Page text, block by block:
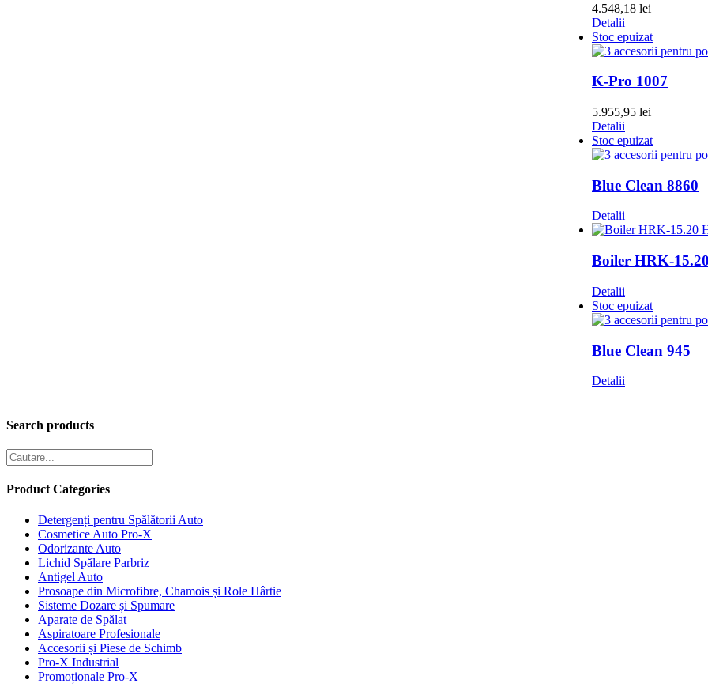
4.548,18 lei
Detalii
Stoc epuizat
K-Pro 1007
5.955,95 lei
Detalii
Stoc epuizat
Blue Clean 8860
Detalii
Boiler HRK-
Detalii
Stoc epuizat
Blue Clean 945
Detalii
Search products
Product Categories
Detergenți pentru Spălătorii Auto
Cosmetice Auto Pro-X
Odorizante Auto
Lichid Spălare Parbriz
Antigel Auto
Prosoape din Microfibre, Chamois și Role Hârtie
Sisteme Dozare și Spumare
Aparate de Spălat
Aspiratoare Profesionale
Accesorii și Piese de Schimb
Pro-X Industrial
Promoționale Pro-X